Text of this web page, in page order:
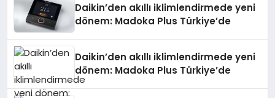
Daikin’den akıllı iklimlendirmede yeni
dönem: Madoka Plus Türkiye’de
Daikin’den akıllı iklimlendirmede yeni
dönem: Madoka Plus Türkiye’de